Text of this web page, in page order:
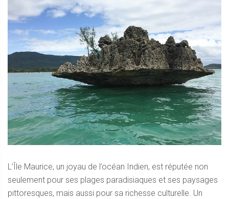
L’Île Maurice, un joyau de l’océan Indien, est réputée non
seulement pour ses plages paradisiaques et ses paysages
pittoresques, mais aussi pour sa richesse culturelle. Un